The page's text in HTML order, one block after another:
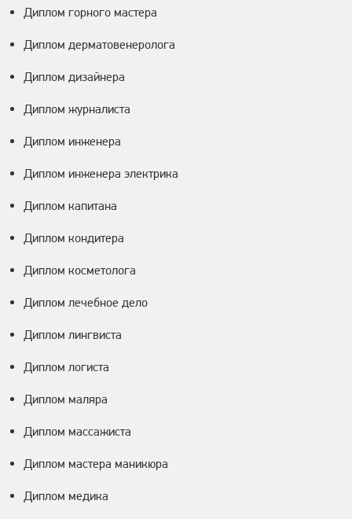
Диплом горного мастера
Диплом дерматовенеролога
Диплом дизайнера
Диплом журналиста
Диплом инженера
Диплом инженера электрика
Диплом капитана
Диплом кондитера
Диплом косметолога
Диплом лечебное дело
Диплом лингвиста
Диплом логиста
Диплом маляра
Диплом массажиста
Диплом мастера маникюра
Диплом медика